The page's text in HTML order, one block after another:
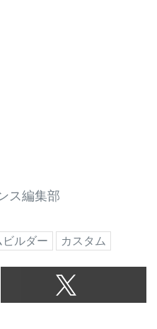
ス編集部
ルダー カスタム